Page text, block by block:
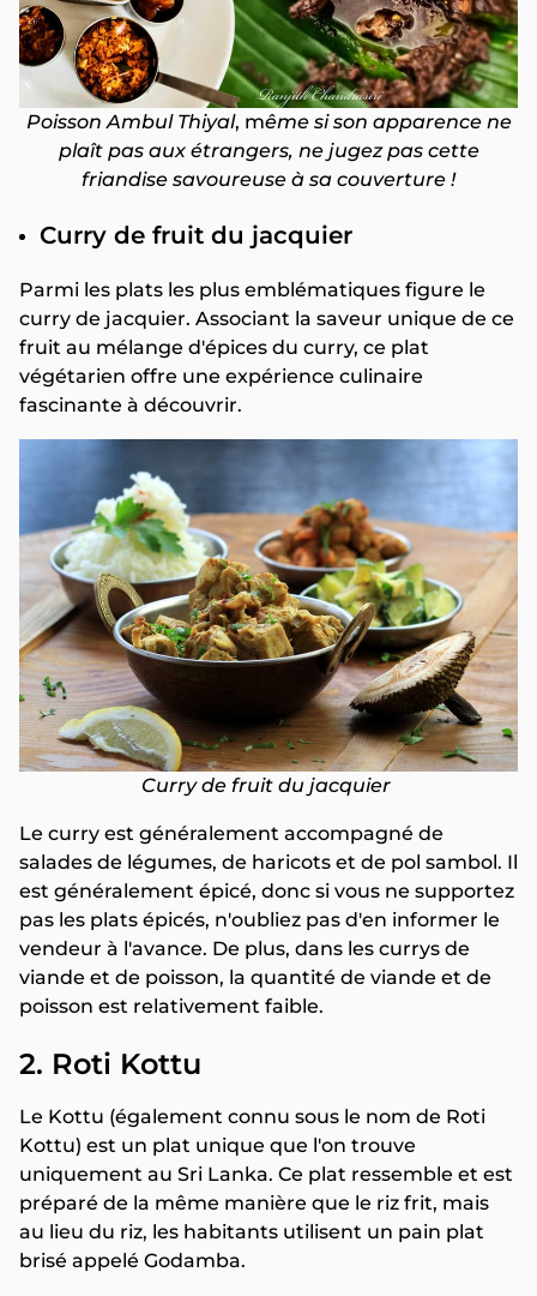
Poisson Ambul Thiyal, même si son apparence ne
plaît pas aux étrangers, ne jugez pas cette
friandise savoureuse à sa couverture !
Curry de fruit du jacquier
Parmi les plats les plus emblématiques figure le
curry de jacquier. Associant la saveur unique de ce
fruit au mélange d'épices du curry, ce plat
végétarien offre une expérience culinaire
fascinante à découvrir.
Curry de fruit du jacquier
Le curry est généralement accompagné de
salades de légumes, de haricots et de pol sambol. Il
est généralement épicé, donc si vous ne supportez
pas les plats épicés, n'oubliez pas d'en informer le
vendeur à l'avance. De plus, dans les currys de
viande et de poisson, la quantité de viande et de
poisson est relativement faible.
2. Roti Kottu
Le Kottu (également connu sous le nom de Roti
Kottu) est un plat unique que l'on trouve
uniquement au Sri Lanka. Ce plat ressemble et est
préparé de la même manière que le riz frit, mais
au lieu du riz, les habitants utilisent un pain plat
brisé appelé Godamba.